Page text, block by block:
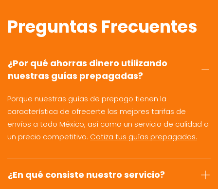
Preguntas Frecuentes
¿Por qué ahorras dinero utilizando
nuestras guías prepagadas?
Porque nuestras guías de prepago tienen la
característica de ofrecerte las mejores tarifas de
envíos a todo México, así como un servicio de calidad a
un precio competitivo. Cotiza tus guías prepagadas.
¿En qué consiste nuestro servicio?